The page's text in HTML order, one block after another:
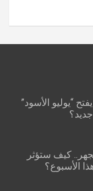
“يوليو الأسود”
كيف ستؤثر
الأسبوع؟